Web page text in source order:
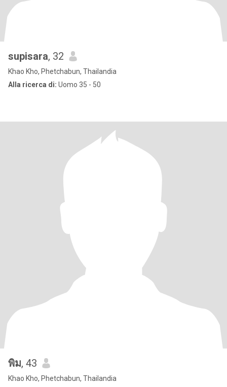
supisara, 32
Khao Kho, Phetchabun, Thailandia
Alla ricerca di: Uomo 35 - 50
พิม, 43
Khao Kho, Phetchabun, Thailandia